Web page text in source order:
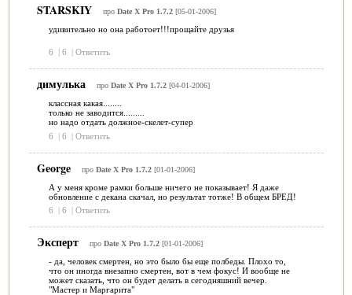
STARSKIY про Date X Pro 1.7.2[05-01-2006]
удивительно но она работоет!!!прощайте друзья
6 | 6 | Ответить
димулька про Date X Pro 1.7.2[04-01-2006]
классная какая........
только не заводится.........
но надо отдать должное-скелет-супер
6
| 6 | Ответить
George про Date X Pro 1.7.2[01-01-2006]
А у меня кроме рамки больше ничего не показывает! Я даже
обновление с декана скачал, но результат тотже! В общем БРЕД!
6
| 6 | Ответить
Эксперт про Date X Pro 1.7.2[01-01-2006]
- да, человек смертен, но это было бы еще полбеды. Плохо то,
что он иногда внезапно смертен, вот в чем фокус! И вообще не
может сказать, что он будет делать в сегодняшний вечер.
"Мастер и Маргарита"